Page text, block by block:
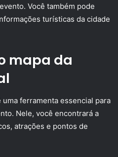
Você também pode
turísticas da cidade
mapa da
uma ferramenta essencial para
Nele, você encontrará a
atrações e pontos de